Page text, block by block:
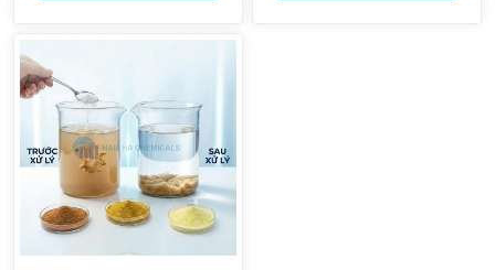
nguyên hạt nhựa xử lý
nước, dệt nhuộm. Sẵn
kho Nam Hà Chemicals.